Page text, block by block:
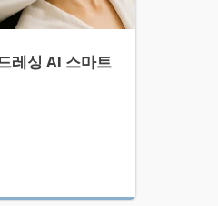
레싱 AI 스마트